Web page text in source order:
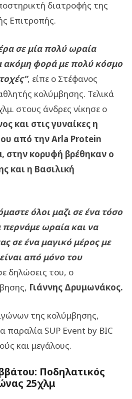
διατροφής της
Επιτροπής.
σε μία πολύ ωραία
ακόμη φορά με πολύ κόσμο
, είπε ο Στέφανος
κολύμβησης. Τελικά
στους άνδρες νίκησε ο
και στις γυναίκες η
από την Arla Protein
στην κορυφή βρέθηκαν ο
και η Βασιλική
όλοι μαζι σε ένα τόσο
ωραία και να
σε ένα μαγικό μέρος με
από μόνο του
δηλώσεις του, ο
Γιάννης Δρυμωνάκος.
της κολύμβησης,
παραλία SUP Event by BIC
και μεγάλους.
Ποδηλατικός
25χλμ